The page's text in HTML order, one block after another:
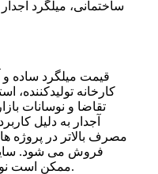
ساختمانی، میلگرد
قیمت میلگرد ساده و
کارخانه تولیدکننده،
تقاضا و نوسانات
آجدار به دلیل
مصرف بالاتر در پروژه
فروش می شود.
ممکن است نوسان قیمتی بیشتری داشته باشند.